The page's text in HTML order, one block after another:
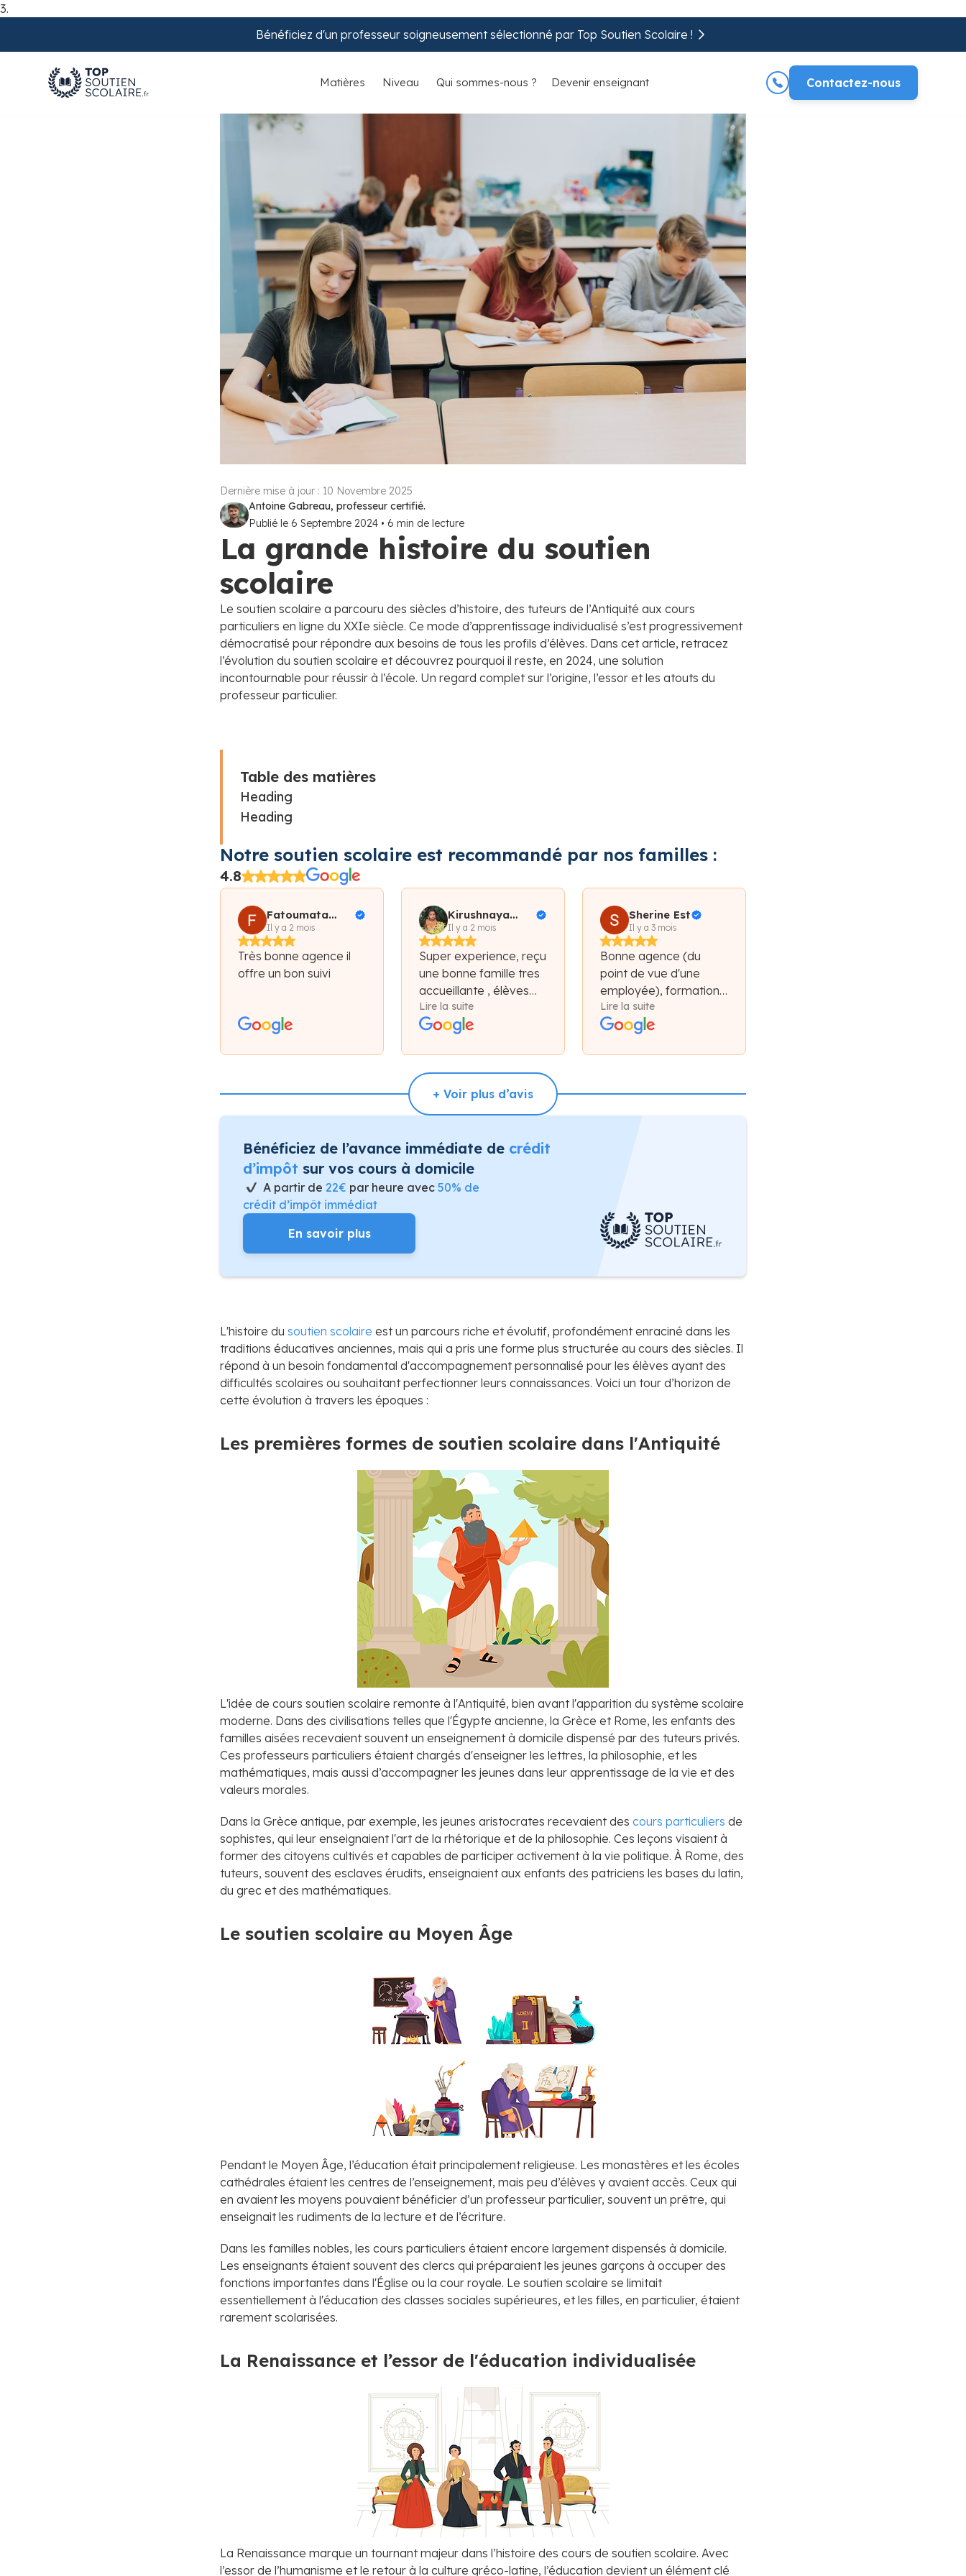
3.
Bénéficiez d'un professeur soigneusement sélectionné par Top Soutien Scolaire !
Matières Niveau Qui sommes-nous ? Devenir enseignant Contactez-nous
Dernière mise à jour : 10 Novembre 2025
Antoine Gabreau, professeur certifié.
Publié le 6 Septembre 2024 • 6 min de lecture
La grande histoire du soutien
scolaire
Le soutien scolaire a parcouru des siècles d’histoire, des tuteurs de l’Antiquité aux cours
particuliers en ligne du XXIe siècle. Ce mode d’apprentissage individualisé s’est progressivement
démocratisé pour répondre aux besoins de tous les profils d’élèves. Dans cet article, retracez
l’évolution du soutien scolaire et découvrez pourquoi il reste, en 2024, une solution
incontournable pour réussir à l’école. Un regard complet sur l’origine, l’essor et les atouts du
professeur particulier.
Table des matières
Heading
Heading
Notre soutien scolaire est recommandé par nos familles :
4.8
Fatoumata
Diaraye Diallo
Il y a 2 mois
Très bonne agence il
offre un bon suivi
Kirushnaya
Subramaniam
Il y a 2 mois
Super experience, reçu
une bonne famille tres
accueillante , élèves
très motiver !
Lire la suite
Sherine Est
Il y a 3 mois
Bonne agence (du
point de vue d'une
employée), formation
et plateforme claires,
bon accompagnement.
Lire la suite
+ Voir plus d’avis
Bénéficiez de l’avance immédiate de crédit
d’impôt sur vos cours à domicile
A partir de 22€ par heure avec 50% de
crédit d’impôt immédiat
En savoir plus
L'histoire du soutien scolaire est un parcours riche et évolutif, profondément enraciné dans les
traditions éducatives anciennes, mais qui a pris une forme plus structurée au cours des siècles. Il
répond à un besoin fondamental d'accompagnement personnalisé pour les élèves ayant des
difficultés scolaires ou souhaitant perfectionner leurs connaissances. Voici un tour d’horizon de
cette évolution à travers les époques :
Les premières formes de soutien scolaire dans l'Antiquité
L'idée de cours soutien scolaire remonte à l'Antiquité, bien avant l'apparition du système scolaire
moderne. Dans des civilisations telles que l'Égypte ancienne, la Grèce et Rome, les enfants des
familles aisées recevaient souvent un enseignement à domicile dispensé par des tuteurs privés.
Ces professeurs particuliers étaient chargés d'enseigner les lettres, la philosophie, et les
mathématiques, mais aussi d’accompagner les jeunes dans leur apprentissage de la vie et des
valeurs morales.
Dans la Grèce antique, par exemple, les jeunes aristocrates recevaient des cours particuliers de
sophistes, qui leur enseignaient l'art de la rhétorique et de la philosophie. Ces leçons visaient à
former des citoyens cultivés et capables de participer activement à la vie politique. À Rome, des
tuteurs, souvent des esclaves érudits, enseignaient aux enfants des patriciens les bases du latin,
du grec et des mathématiques.
Le soutien scolaire au Moyen Âge
Pendant le Moyen Âge, l’éducation était principalement religieuse. Les monastères et les écoles
cathédrales étaient les centres de l’enseignement, mais peu d’élèves y avaient accès. Ceux qui
en avaient les moyens pouvaient bénéficier d’un professeur particulier, souvent un prêtre, qui
enseignait les rudiments de la lecture et de l’écriture.
Dans les familles nobles, les cours particuliers étaient encore largement dispensés à domicile.
Les enseignants étaient souvent des clercs qui préparaient les jeunes garçons à occuper des
fonctions importantes dans l'Église ou la cour royale. Le soutien scolaire se limitait
essentiellement à l'éducation des classes sociales supérieures, et les filles, en particulier, étaient
rarement scolarisées.
La Renaissance et l’essor de l'éducation individualisée
La Renaissance marque un tournant majeur dans l’histoire des cours de soutien scolaire. Avec
l’essor de l’humanisme et le retour à la culture gréco-latine, l’éducation devient un élément clé